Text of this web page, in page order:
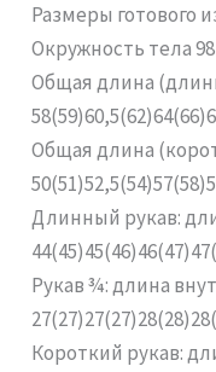
Размеры готового
Окружность тела
Общая длина
Общая длина
Длинный рукав:
Рукав ¾: длина
Короткий рукав: